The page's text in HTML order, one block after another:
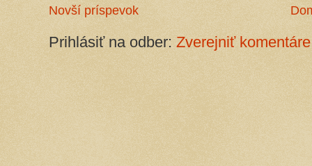
Novší príspevok
Prihlásiť na odber: Zverejniť